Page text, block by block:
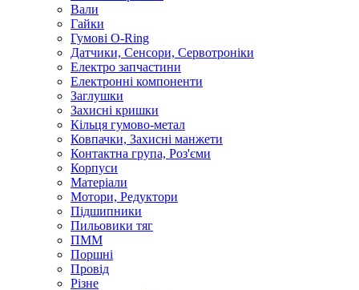
Вали
Гайки
Гумові O-Ring
Датчики, Сенсори, Сервотроніки
Електро запчастини
Електронні компоненти
Заглушки
Захисні кришки
Кільця гумово-метал
Ковпачки, Захисні манжети
Контактна група, Роз'єми
Корпуси
Матеріали
Мотори, Редуктори
Підшипники
Пильовики тяг
ПММ
Поршні
Провід
Різне